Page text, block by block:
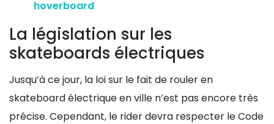
hoverboard
La législation sur les
skateboards électriques
Jusqu’à ce jour, la loi sur le fait de rouler en
skateboard électrique en ville n’est pas encore très
précise. Cependant, le rider devra respecter le Code